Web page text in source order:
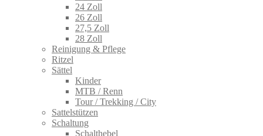
24 Zoll
26 Zoll
27,5 Zoll
28 Zoll
Reinigung & Pflege
Ritzel
Sättel
Kinder
MTB / Renn
Tour / Trekking / City
Sattelstützen
Schaltung
Schalthebel